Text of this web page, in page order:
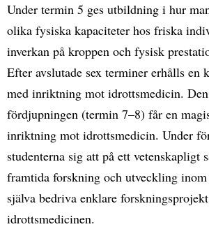
Under termin 5 ges utbildning i hur
olika fysiska kapaciteter hos friska
inverkan på kroppen och fysisk
Efter avslutade sex terminer erhålls en
med inriktning mot idrottsmedicin.
fördjupningen (termin 7–8) får en
inriktning mot idrottsmedicin. Under
studenterna sig att på ett vetenskapligt
framtida forskning och utveckling
själva bedriva enklare
idrottsmedicinen.